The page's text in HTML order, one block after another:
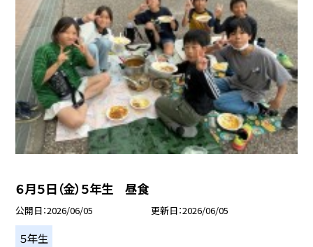
６月５日（金）５年生 昼食
公開日 2026/06/05 更新日 2026/06/05
５年生